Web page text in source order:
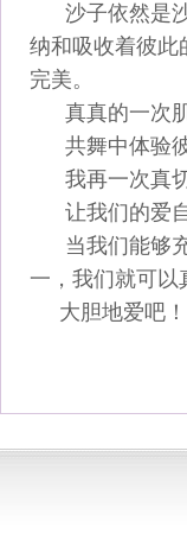
沙子依然是沙
纳和吸收着彼此
完美。
真真的一次肌
共舞中体验彼
我再一次真切
让我们的爱
当我们能够充
一，我们就可以
大胆地爱吧！
(本文